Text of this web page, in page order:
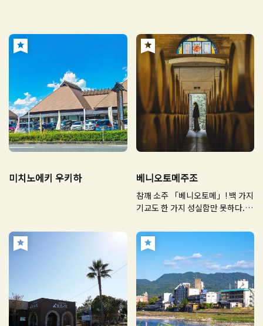
미치노에키 우키하 베니오토메주조
참깨 소주 「베니오토메」! 백 가지
기교도 한 가지 성실함만 못하다. 창